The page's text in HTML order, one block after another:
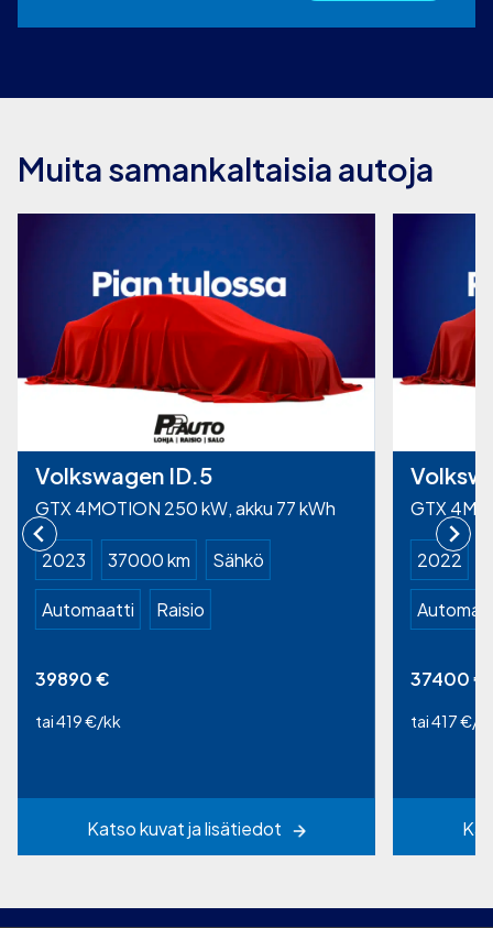
Muita samankaltaisia autoja
Volkswagen ID.5
GTX 4MOTION 250 kW, akku 77 kWh
2023 37000 km Sähkö
Automaatti Raisio
39890€
tai 419 €/kk
Katso kuvat ja lisätiedot
GTX
2022
37400€
tai 417 €/